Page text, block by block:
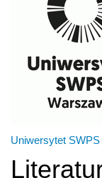
Uniwersytet SWPS